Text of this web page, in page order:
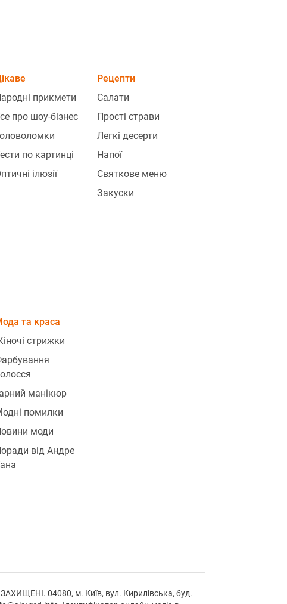
прикмети
про шоу-бізнес
по картинці
ілюзії
Рецепти
Салати
Прості страви
Легкі десерти
Напої
Святкове меню
Закуски
та краса
стрижки
манікюр
помилки
моди
від Андре
04080, м. Київ, вул. Кирилівська, буд.